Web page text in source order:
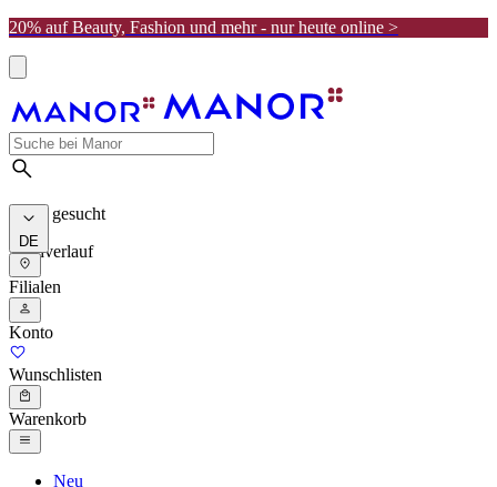
20% auf Beauty, Fashion und mehr - nur heute online >
Meist gesucht
Suchverlauf
DE
Filialen
Konto
Wunschlisten
Warenkorb
Neu